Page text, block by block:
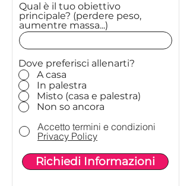
Qual è il tuo obiettivo
principale? (perdere peso,
aumentre massa...)
Dove preferisci allenarti?
A casa
In palestra
Misto (casa e palestra)
Non so ancora
Accetto termini e condizioni
Privacy Policy
Richiedi Informazioni